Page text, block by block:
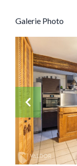
Galerie Photo